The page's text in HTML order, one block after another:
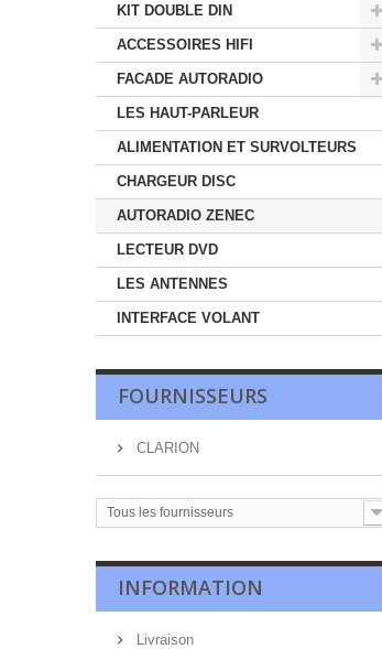
KIT DOUBLE DIN
ACCESSOIRES HIFI
FACADE AUTORADIO
LES HAUT-PARLEUR
ALIMENTATION ET SURVOLTEURS
CHARGEUR DISC
AUTORADIO ZENEC
LECTEUR DVD
LES ANTENNES
INTERFACE VOLANT
FOURNISSEURS
CLARION
Tous les fournisseurs
INFORMATION
Livraison